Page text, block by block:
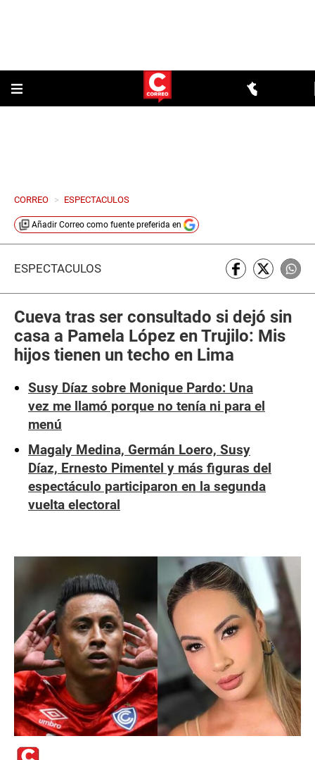
CORREO > ESPECTACULOS
Añadir Correo como fuente preferida en
ESPECTÁCULOS
Cueva tras ser consultado si dejó sin
casa a Pamela López en Trujilo: Mis
hijos tienen un techo en Lima
Susy Díaz sobre Monique Pardo: Una
vez me llamó porque no tenía ni para el
menú
Magaly Medina, Germán Loero, Susy
Díaz, Ernesto Pimentel y más figuras del
espectáculo participaron en la segunda
vuelta electoral